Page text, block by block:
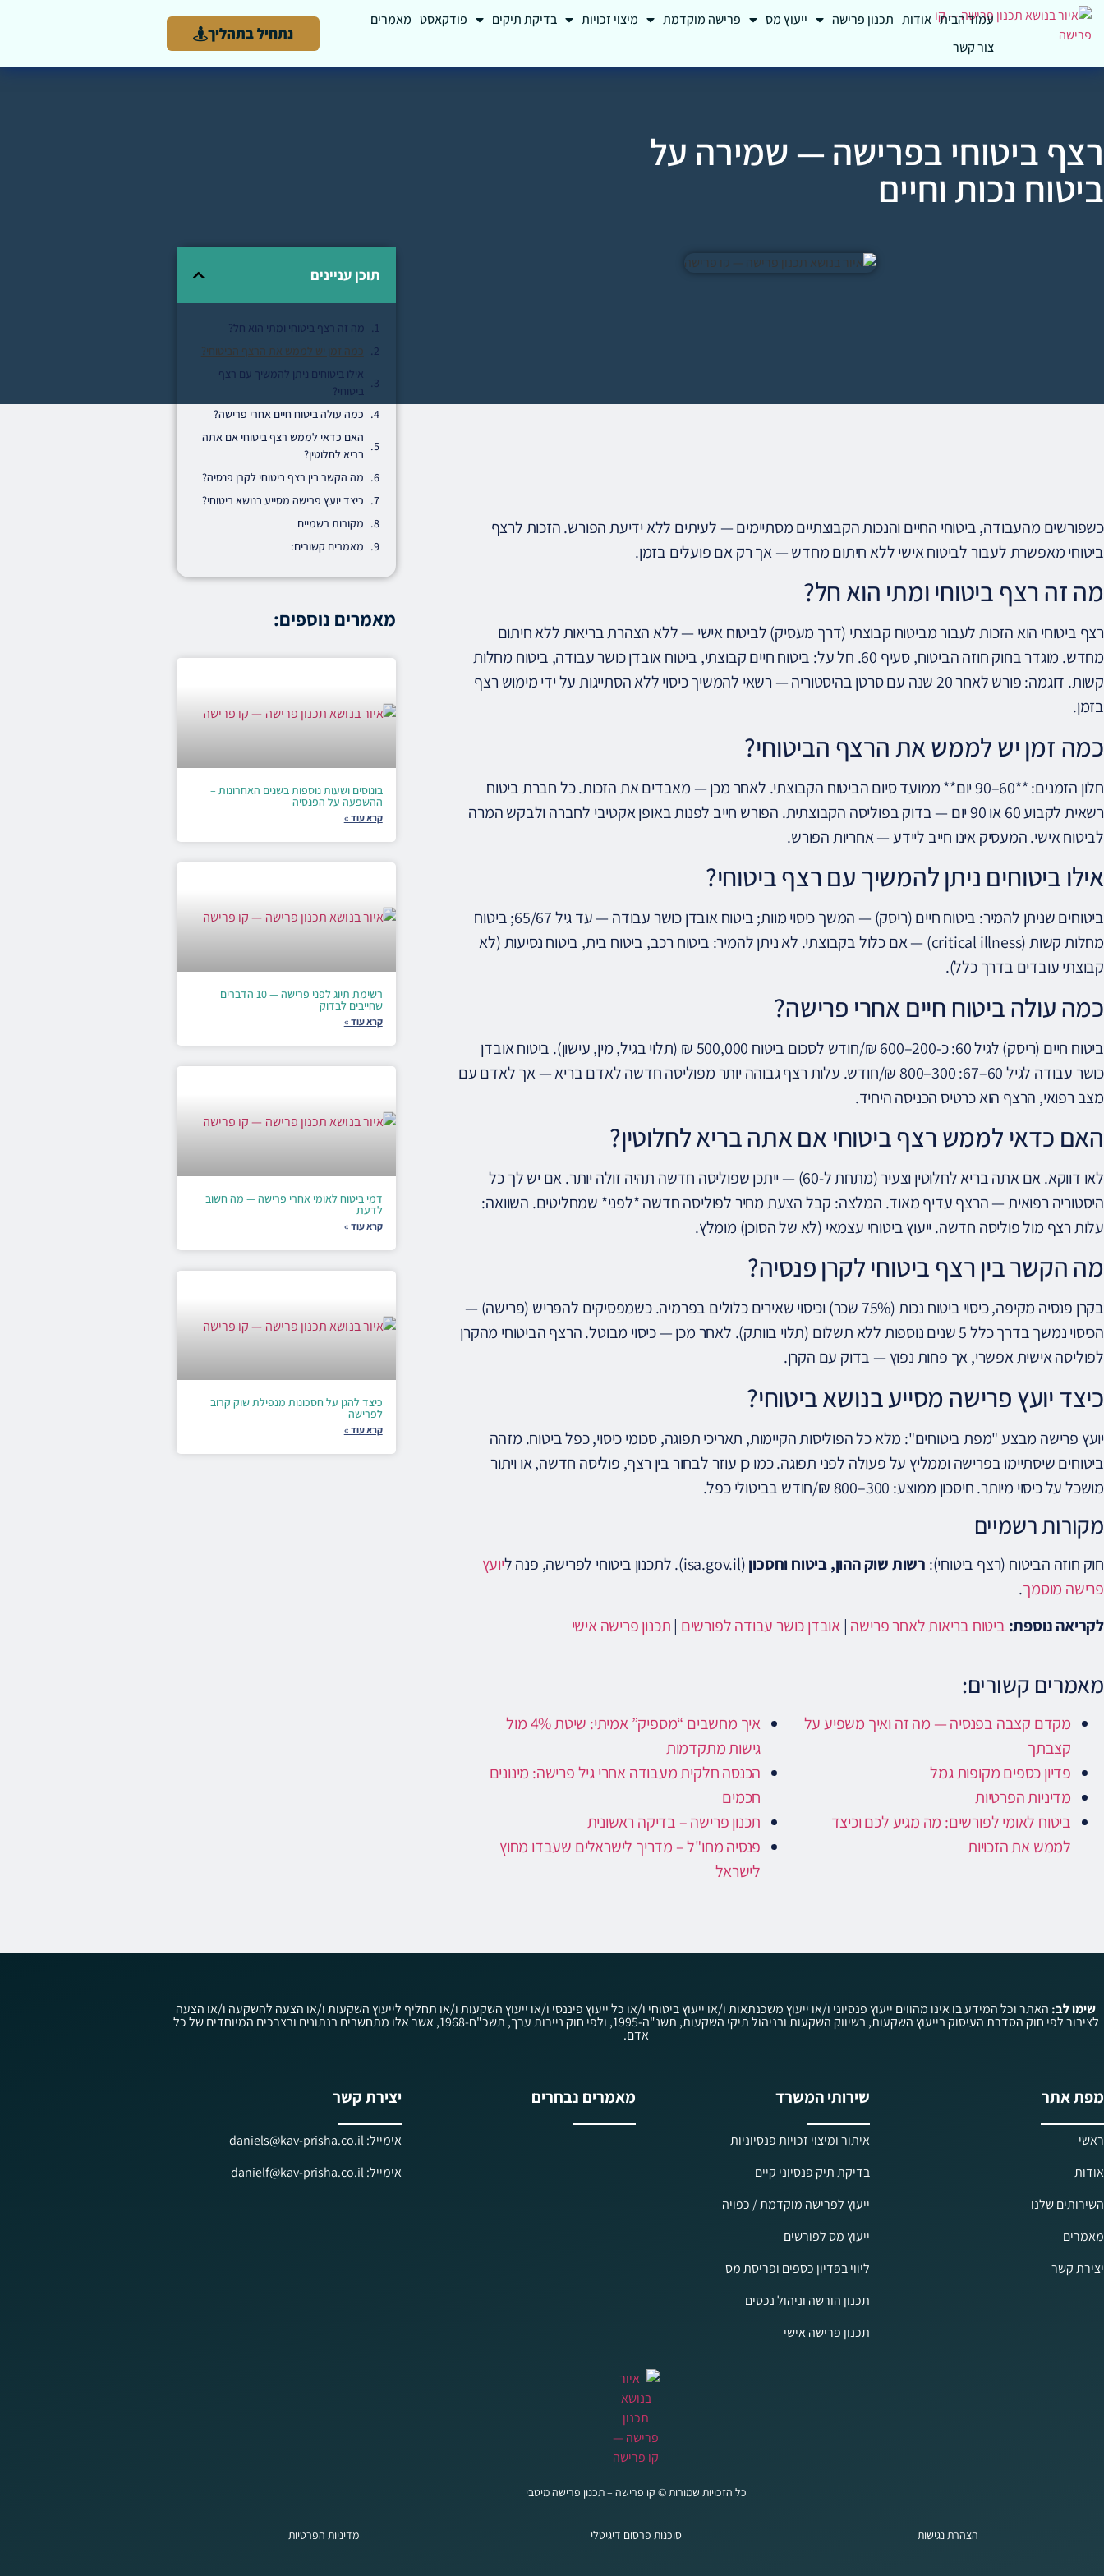
עמוד הבית אודות תכנון פרישה ייעוץ מס פרישה מוקדמת מיצוי זכויות בדיקת תיקים פודקאסט מאמרים
צור קשר
נתחיל בתהליך
רצף ביטוחי בפרישה — שמירה על
ביטוח נכות וחיים
כשפורשים מהעבודה, ביטוחי החיים והנכות הקבוצתיים מסתיימים — לעיתים ללא ידיעת הפורש. הזכות לרצף
ביטוחי מאפשרת לעבור לביטוח אישי ללא חיתום מחדש — אך רק אם פועלים בזמן.
מה זה רצף ביטוחי ומתי הוא חל?
רצף ביטוחי הוא הזכות לעבור מביטוח קבוצתי (דרך מעסיק) לביטוח אישי — ללא הצהרת בריאות ללא חיתום
מחדש. מוגדר בחוק חוזה הביטוח, סעיף 60. חל על: ביטוח חיים קבוצתי, ביטוח אובדן כושר עבודה, ביטוח מחלות
קשות. דוגמה: פורש לאחר 20 שנה עם סרטן בהיסטוריה — רשאי להמשיך כיסוי ללא הסתייגות על ידי מימוש רצף
בזמן.
כמה זמן יש לממש את הרצף הביטוחי?
חלון הזמנים: **60–90 יום** ממועד סיום הביטוח הקבוצתי. לאחר מכן — מאבדים את הזכות. כל חברת ביטוח
רשאית לקבוע 60 או 90 יום — בדוק בפוליסה הקבוצתית. הפורש חייב לפנות באופן אקטיבי לחברה ולבקש המרה
לביטוח אישי. המעסיק אינו חייב ליידע — אחריות הפורש.
אילו ביטוחים ניתן להמשיך עם רצף ביטוחי?
ביטוחים שניתן להמיר: ביטוח חיים (ריסק) — המשך כיסוי מוות; ביטוח אובדן כושר עבודה — עד גיל 65/67; ביטוח
מחלות קשות (critical illness) — אם כלול בקבוצתי. לא ניתן להמיר: ביטוח רכב, ביטוח בית, ביטוח נסיעות (לא
קבוצתי עובדים בדרך כלל).
כמה עולה ביטוח חיים אחרי פרישה?
ביטוח חיים (ריסק) לגיל 60: כ-200–600 ₪/חודש לסכום ביטוח 500,000 ₪ (תלוי בגיל, מין, עישון). ביטוח אובדן
כושר עבודה לגיל 60–67: 300–800 ₪/חודש. עלות רצף גבוהה יותר מפוליסה חדשה לאדם בריא — אך לאדם עם
מצב רפואי, הרצף הוא כרטיס הכניסה היחיד.
האם כדאי לממש רצף ביטוחי אם אתה בריא לחלוטין?
לאו דווקא. אם אתה בריא לחלוטין וצעיר (מתחת ל-60) — ייתכן שפוליסה חדשה תהיה זולה יותר. אם יש לך כל
היסטוריה רפואית — הרצף עדיף מאוד. המלצה: קבל הצעת מחיר לפוליסה חדשה *לפני* שמחליטים. השוואה:
עלות רצף מול פוליסה חדשה. ייעוץ ביטוחי עצמאי (לא של הסוכן) מומלץ.
מה הקשר בין רצף ביטוחי לקרן פנסיה?
בקרן פנסיה מקיפה, כיסוי ביטוח נכות (75% שכר) וכיסוי שאירים כלולים בפרמיה. כשמפסיקים להפריש (פרישה) —
הכיסוי נמשך בדרך כלל 5 שנים נוספות ללא תשלום (תלוי בוותק). לאחר מכן — כיסוי מבוטל. הרצף הביטוחי מהקרן
לפוליסה אישית אפשרי, אך פחות נפוץ — בדוק עם הקרן.
כיצד יועץ פרישה מסייע בנושא ביטוחי?
יועץ פרישה מבצע "מפת ביטוחים": מלא כל הפוליסות הקיימות, תאריכי תפוגה, סכומי כיסוי, כפל ביטוח. מזהה
ביטוחים שיסתיימו בפרישה וממליץ על פעולה לפני תפוגה. כמו כן עוזר לבחור בין רצף, פוליסה חדשה, או ויתור
מושכל על כיסוי מיותר. חיסכון ממוצע: 300–800 ₪/חודש בביטולי כפל.
מקורות רשמיים
חוק חוזה הביטוח (רצף ביטוחי): רשות שוק ההון, ביטוח וחסכון(isa.gov.il). לתכנון ביטוחי לפרישה, פנה ל
יועץ
פרישה מוסמך.
לקריאה נוספת: ביטוח בריאות לאחר פרישה |אובדן כושר עבודה לפורשים |תכנון פרישה אישי
מאמרים קשורים:
מקדם קצבה בפנסיה — מה זה ואיך משפיע על
קצבתך
פדיון כספים מקופות גמל
מדיניות הפרטיות
ביטוח לאומי לפורשים: מה מגיע לכם וכיצד
לממש את הזכויות
איך מחשבים “מספיק” אמיתי: שיטת 4% מול
גישות מתקדמות
הכנסה חלקית מעבודה אחרי גיל פרישה: מינונים
חכמים
תכנון פרישה – בדיקה ראשונית
פנסיה מחו"ל – מדריך לישראלים שעבדו מחוץ
לישראל
תוכן עניינים
מה זה רצף ביטוחי ומתי הוא חל?
כמה זמן יש לממש את הרצף הביטוחי?
אילו ביטוחים ניתן להמשיך עם רצף
ביטוחי?
כמה עולה ביטוח חיים אחרי פרישה?
האם כדאי לממש רצף ביטוחי אם אתה
בריא לחלוטין?
מה הקשר בין רצף ביטוחי לקרן פנסיה?
כיצד יועץ פרישה מסייע בנושא ביטוחי?
מקורות רשמיים
מאמרים קשורים:
מאמרים נוספים:
בונוסים ושעות נוספות בשנים האחרונות –
ההשפעה על הפנסיה
קרא עוד »
רשימת תיוג לפני פרישה — 10 הדברים
שחייבים לבדוק
קרא עוד »
דמי ביטוח לאומי אחרי פרישה — מה חשוב
לדעת
קרא עוד »
כיצד להגן על חסכונות מנפילת שוק קרוב
לפרישה
קרא עוד »
שימו לב: האתר וכל המידע בו אינו מהווים ייעוץ פנסיוני ו/או ייעוץ משכנתאות ו/או ייעוץ ביטוחי ו/או כל ייעוץ פיננסי ו/או ייעוץ השקעות ו/או תחליף לייעוץ השקעות ו/או הצעה להשקעה ו/או הצעה
לציבור לפי חוק הסדרת העיסוק בייעוץ השקעות, בשיווק השקעות ובניהול תיקי השקעות, תשנ"ה-1995, ולפי חוק ניירות ערך, תשכ"ח-1968, אשר אלו מתחשבים בנתונים ובצרכים המיוחדים של כל
אדם.
מפת אתר
ראשי
אודות
השירותים שלנו
מאמרים
יצירת קשר
שירותי המשרד
איתור ומיצוי זכויות פנסיוניות
בדיקת תיק פנסיוני קיים
ייעוץ לפרישה מוקדמת / כפויה
ייעוץ מס לפורשים
ליווי בפדיון כספים ופריסת מס
תכנון הורשה וניהול נכסים
תכנון פרישה אישי
מאמרים נבחרים יצירת קשר
אימייל: daniels@kav-prisha.co.il
אימייל: danielf@kav-prisha.co.il
כל הזכויות שמורות © קו פרישה – תכנון פרישה מיטבי
הצהרת נגישות סוכנות פרסום דיגיטלי מדיניות הפרטיות